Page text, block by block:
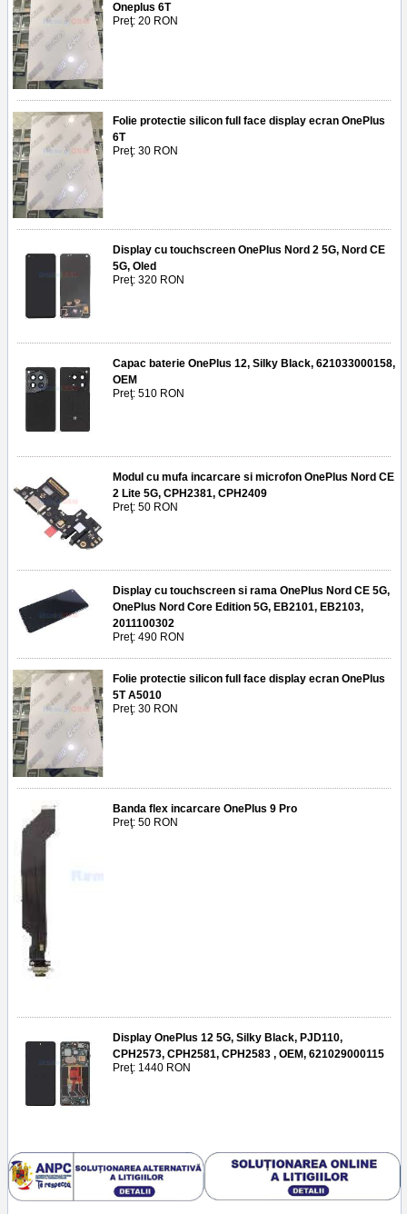
Oneplus 6T
Preţ: 20 RON
Folie protectie silicon full face display ecran OnePlus
6T
Preţ: 30 RON
Display cu touchscreen OnePlus Nord 2 5G, Nord CE
5G, Oled
Preţ: 320 RON
Capac baterie OnePlus 12, Silky Black, 621033000158,
OEM
Preţ: 510 RON
Modul cu mufa incarcare si microfon OnePlus Nord CE
2 Lite 5G, CPH2381, CPH2409
Preţ: 50 RON
Display cu touchscreen si rama OnePlus Nord CE 5G,
OnePlus Nord Core Edition 5G, EB2101, EB2103,
2011100302
Preţ: 490 RON
Folie protectie silicon full face display ecran OnePlus
5T A5010
Preţ: 30 RON
Banda flex incarcare OnePlus 9 Pro
Preţ: 50 RON
Display OnePlus 12 5G, Silky Black, PJD110,
CPH2573, CPH2581, CPH2583 , OEM, 621029000115
Preţ: 1440 RON